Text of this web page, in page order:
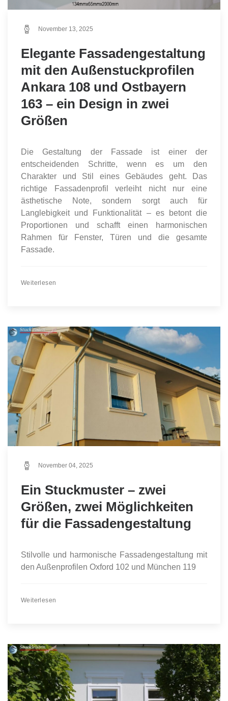
November 13, 2025
Elegante Fassadengestaltung
mit den Außenstuckprofilen
Ankara 108 und Ostbayern
163 – ein Design in zwei
Größen
Die Gestaltung der Fassade ist einer der
entscheidenden Schritte, wenn es um den
Charakter und Stil eines Gebäudes geht. Das
richtige Fassadenprofil verleiht nicht nur eine
ästhetische Note, sondern sorgt auch für
Langlebigkeit und Funktionalität – es betont die
Proportionen und schafft einen harmonischen
Rahmen für Fenster, Türen und die gesamte
Fassade.
Weiterlesen
November 04, 2025
Ein Stuckmuster – zwei
Größen, zwei Möglichkeiten
für die Fassadengestaltung
Stilvolle und harmonische Fassadengestaltung mit
den Außenprofilen Oxford 102 und München 119
Weiterlesen